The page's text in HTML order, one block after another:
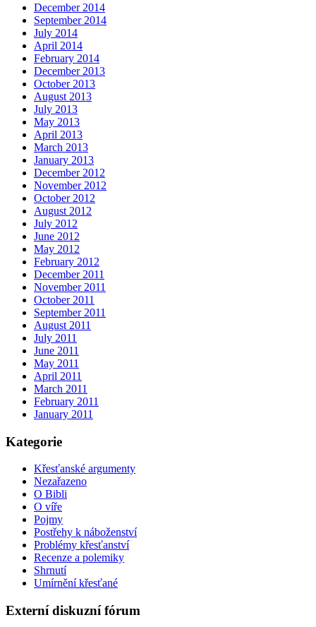
December 2014
September 2014
July 2014
April 2014
February 2014
December 2013
October 2013
August 2013
July 2013
May 2013
April 2013
March 2013
January 2013
December 2012
November 2012
October 2012
August 2012
July 2012
June 2012
May 2012
February 2012
December 2011
November 2011
October 2011
September 2011
August 2011
July 2011
June 2011
May 2011
April 2011
March 2011
February 2011
January 2011
Kategorie
Křesťanské argumenty
Nezařazeno
O Bibli
O víře
Pojmy
Postřehy k náboženství
Problémy křesťanství
Recenze a polemiky
Shrnutí
Umírnění křesťané
Externí diskuzní fórum